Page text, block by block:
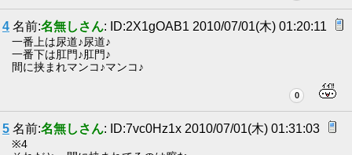
4 名前:名無しさん: ID:2X1gOAB1 2010/07/01(木) 01:20:11
一番上は尿道♪尿道♪
一番下は肛門♪肛門♪
間に挟まれマンコ♪マンコ♪
0
5 名前:名無しさん: ID:7vc0Hz1x 2010/07/01(木) 01:31:03
※4